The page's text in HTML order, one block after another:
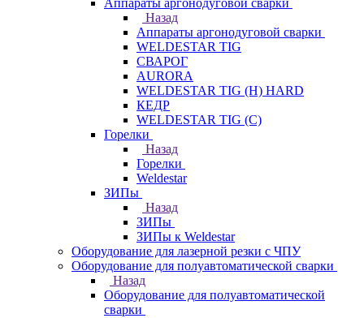
Аппараты аргонодуговой сварки
Назад
Аппараты аргонодуговой сварки
WELDESTAR TIG
СВАРОГ
AURORA
WELDESTAR TIG (H) HARD
КЕДР
WELDESTAR TIG (С)
Горелки
Назад
Горелки
Weldestar
ЗИПы
Назад
ЗИПы
ЗИПы к Weldestar
Оборудование для лазерной резки с ЧПУ
Оборудование для полуавтоматической сварки
Назад
Оборудование для полуавтоматической
сварки